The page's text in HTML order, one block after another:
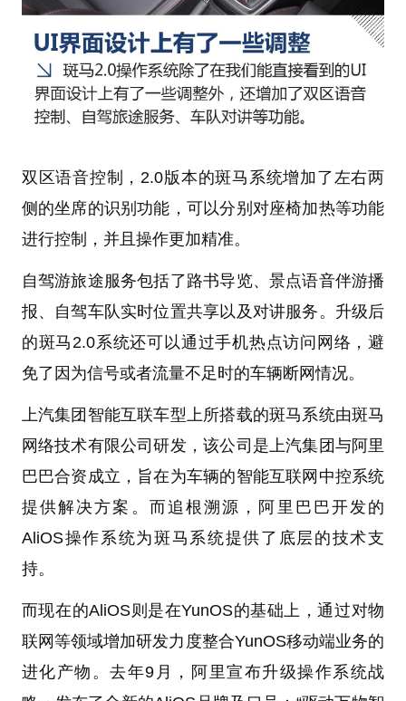
双区语音控制，2.0版本的斑马系统增加了左右两
侧的坐席的识别功能，可以分别对座椅加热等功能
进行控制，并且操作更加精准。
自驾游旅途服务包括了路书导览、景点语音伴游播
报、自驾车队实时位置共享以及对讲服务。升级后
的斑马2.0系统还可以通过手机热点访问网络，避
免了因为信号或者流量不足时的车辆断网情况。
上汽集团智能互联车型上所搭载的斑马系统由斑马
网络技术有限公司研发，该公司是上汽集团与阿里
巴巴合资成立，旨在为车辆的智能互联网中控系统
提供解决方案。而追根溯源，阿里巴巴开发的
AliOS操作系统为斑马系统提供了底层的技术支
持。
而现在的AliOS则是在YunOS的基础上，通过对物
联网等领域增加研发力度整合YunOS移动端业务的
进化产物。去年9月，阿里宣布升级操作系统战